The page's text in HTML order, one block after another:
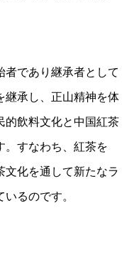
者であり継承者として
継承し、正山精神を体
的飲料文化と中国紅茶
。すなわち、紅茶を
文化を通して新たなラ
るのです。